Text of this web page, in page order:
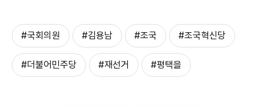
#국회의원 #김용남 #조국 #조국혁신당
#더불어민주당 #재선거 #평택을